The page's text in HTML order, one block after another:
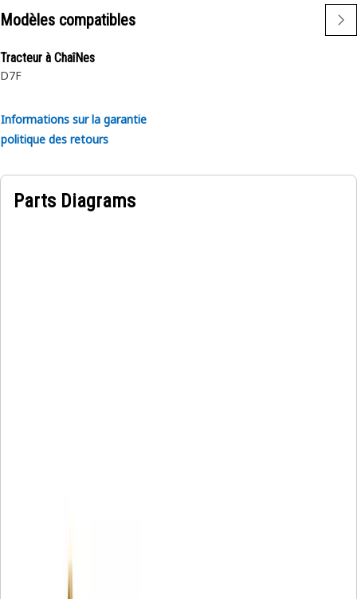
Modèles compatibles
Tracteur à ChaîNes
D7F
Informations sur la garantie
politique des retours
Parts Diagrams